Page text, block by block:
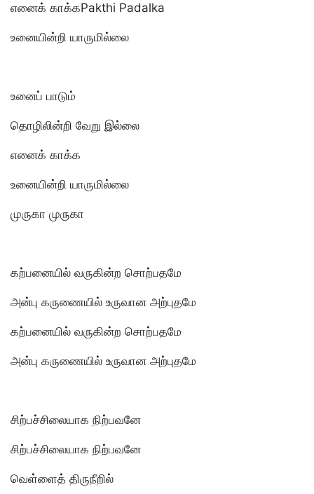
எனைக் காக்கPakthi Padalka
உனையின்றி யாருமில்லை
உனைப் பாடும்
தொழிலின்றி வேறு இல்லை
எனைக் காக்க
உனையின்றி யாருமில்லை
முருகா முருகா
கற்பனையில் வருகின்ற சொற்பதமே
அன்பு கருணையில் உருவான அற்புதமே
கற்பனையில் வருகின்ற சொற்பதமே
அன்பு கருணையில் உருவான அற்புதமே
சிற்பச்சிலையாக நிற்பவனே
சிற்பச்சிலையாக நிற்பவனே
வெள்ளைத் திருநீறில்